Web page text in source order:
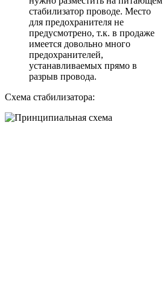
стабилизатор проводе. Место
для предохранителя не
предусмотрено, т.к. в продаже
имеется довольно много
предохранителей,
устанавливаемых прямо в
разрыв провода.
Схема стабилизатора: